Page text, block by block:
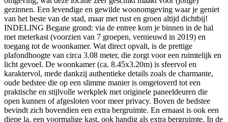
gezinnen. Een levendige en gewilde woonomgeving waar je geniet
van het beste van de stad, maar met rust en groen altijd dichtbij!
INDELING Begane grond: via de entree kom je binnen in de hal
met meterkast (voorzien van 7 groepen, vernieuwd in 2019) en
toegang tot de woonkamer. Wat direct opvalt, is de prettige
plafondhoogte van circa 3.08 meter, die zorgt voor een ruimtelijk en
licht gevoel. De woonkamer (ca. 8.45x3.20m) is sfeervol en
karaktervol, mede dankzij authentieke details zoals de charmante,
oude bedstee die op een slimme manier is omgetoverd tot een
praktische en stijlvolle werkplek met originele paneeldeuren die
open kunnen of afgesloten voor meer privacy. Boven de bedstee
bevindt zich bovendien een extra bergruimte. En ernaast is ook een
diepe la, een voormalige kast, ook handig als extra bergruimte. In de